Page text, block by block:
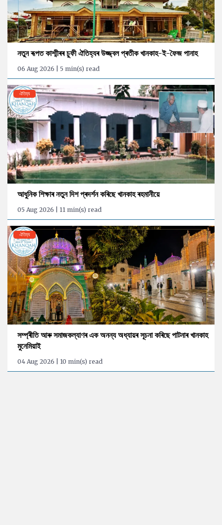
নতুন ৰূপত কাশ্মীৰৰ চুফী ঐতিহ্যৰ উজ্জ্বল প্ৰতীক খানকাহ-ই-ফৈজ পানাহ
06 Aug 2026 | 5 min(s) read
ঐতিহ্য
আধুনিক শিক্ষাৰ নতুন দিশ প্ৰদৰ্শন কৰিছে খানকাহ ৰহমানীয়ে
05 Aug 2026 | 11 min(s) read
ঐতিহ্য
সম্প্ৰীতি আৰু সমাজকল্যাণৰ এক অনন্য অধ্যায়ৰ সূচনা কৰিছে পাটনাৰ খানকাহ
মুনেমিয়াই
04 Aug 2026 | 10 min(s) read